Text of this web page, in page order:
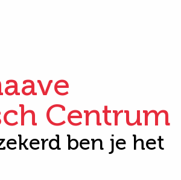
Centrum
ben je het